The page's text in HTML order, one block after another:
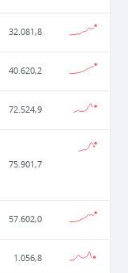
32.081,8
40.620,2
72.524,9
75.901,7
57.602,0
1.056,8